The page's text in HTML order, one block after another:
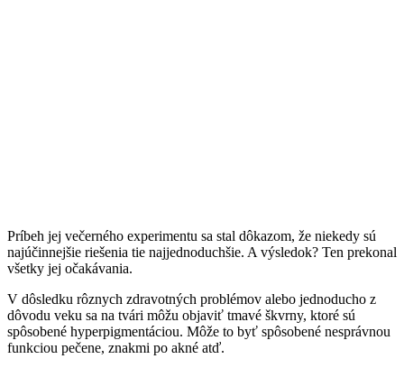
Príbeh jej večerného experimentu sa stal dôkazom, že niekedy sú
najúčinnejšie riešenia tie najjednoduchšie. A výsledok? Ten prekonal
všetky jej očakávania.
V dôsledku rôznych zdravotných problémov alebo jednoducho z
dôvodu veku sa na tvári môžu objaviť tmavé škvrny, ktoré sú
spôsobené hyperpigmentáciou. Môže to byť spôsobené nesprávnou
funkciou pečene, znakmi po akné atď.